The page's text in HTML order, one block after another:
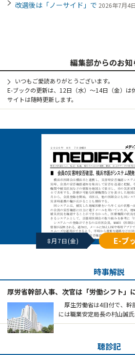
改選後は「ノーサイド」で 2026年7月4
編集部からのお知
いつもご愛読ありがとうございます。
E-ブックの更新は、12日（水）～14日（金）は
サイトは随時更新します。
8月7日(金) E-ブ
時事解説
厚労省幹部人事、次官は「労働シフト」
厚生労働省は4日付で、幹
には職業安定局長の村山誠
聴診記